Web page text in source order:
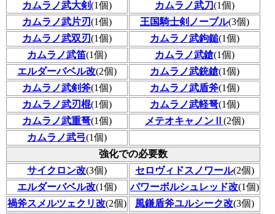
カムラノ武大剣(1個) カムラノ武刀(1個)
カムラノ武片刃(1個) 王国騎士剣ノーブル(3個)
カムラノ武双刃(1個) カムラノ武鉤鎚(1個)
カムラノ武笛(1個) カムラノ武鎗(1個)
エルダーバベル改(2個) カムラノ武銃鎗(1個)
カムラノ武剣斧(1個) カムラノ武盾斧(1個)
カムラノ武刃棍(1個) カムラノ武軽弩(1個)
カムラノ武重弩(1個) メテオキャノンⅡ (2個)
カムラノ武弓(1個)
強化での必要数
サイクロン改(3個) セロヴィドスノワール(2個)
エルダーバベル改(1個) パワーボルシュレッド改(1個)
禍斧スメルツェクリ改(2個) 風鎌盾斧ユルシーク改(3個)